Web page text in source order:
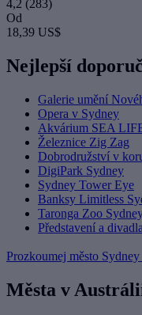
4,2 (283)
Od
18,39 US$
Nejlepší
Galerie umění
Opera v Sydney
Akvárium SEA
Železnice Zig Zag
Dobrodružství v
DigiPark Sydney
Sydney Tower Eye
Banksy Limitless
Taronga Zoo
Představení a
Prozkoumej město Sydney
Města v